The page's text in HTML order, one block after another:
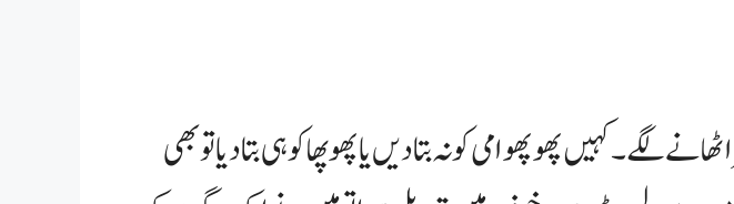
لگے۔ کہیں پھوپھو امی کو نہ بتا دیں یا پھوپھا کو ہی بتا دیا تو بھی